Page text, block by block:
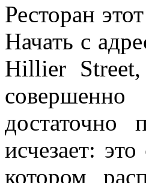
Ресторан
Начать с
Hillier
достаточно
исчезает:
котором